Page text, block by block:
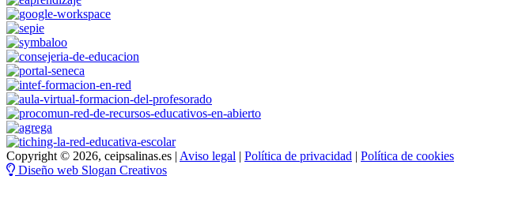
Copyright © 2026, ceipsalinas.es | Aviso legal | Política de privacidad | Política de cookies
Diseño web Slogan Creativos